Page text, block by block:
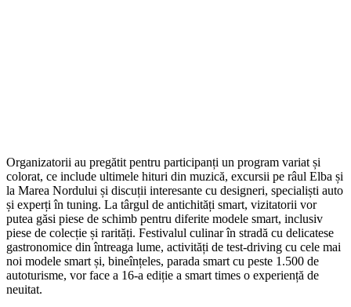
Organizatorii au pregătit pentru participanți un program variat și
colorat, ce include ultimele hituri din muzică, excursii pe râul Elba și
la Marea Nordului și discuții interesante cu designeri, specialiști auto
și experți în tuning. La târgul de antichități smart, vizitatorii vor
putea găsi piese de schimb pentru diferite modele smart, inclusiv
piese de colecție și rarități. Festivalul culinar în stradă cu delicatese
gastronomice din întreaga lume, activități de test-driving cu cele mai
noi modele smart și, bineînțeles, parada smart cu peste 1.500 de
autoturisme, vor face a 16-a ediție a smart times o experiență de
neuitat.